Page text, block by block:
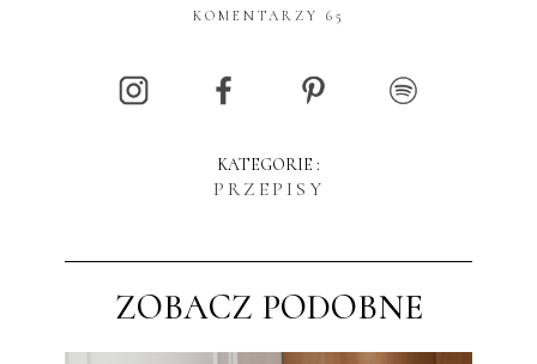
KOMENTARZY 65
KATEGORIE :
PRZEPISY
ZOBACZ PODOBNE